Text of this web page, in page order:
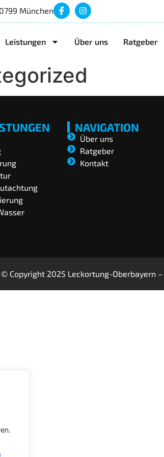
München
Leistungen Über uns Ratgeber
NAVIGATION
Über uns
Ratgeber
Kontakt
© Copyright 2025 Leckortung-Oberbayern